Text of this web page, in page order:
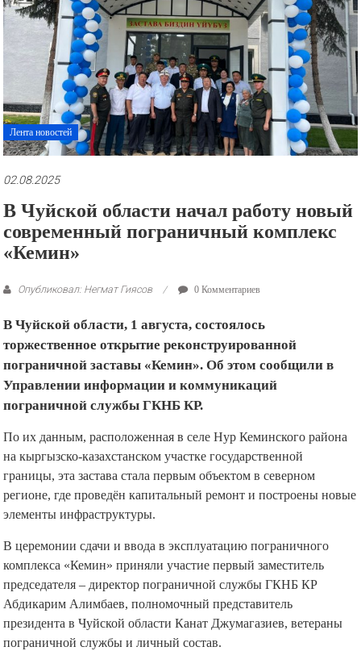
рекламные
ролики
и
презентации.
Лента новостей
02.08.2025
В Чуйской области начал работу новый
современный пограничный комплекс
«Кемин»
Опубликовал: Негмат Гиясов 0 Комментариев
В Чуйской области, 1 августа, состоялось
торжественное открытие реконструированной
пограничной заставы «Кемин». Об этом сообщили в
Управлении информации и коммуникаций
пограничной службы ГКНБ КР.
По их данным, расположенная в селе Нур Кеминского района
на кыргызско-казахстанском участке государственной
границы, эта застава стала первым объектом в северном
регионе, где проведён капитальный ремонт и построены новые
элементы инфраструктуры.
В церемонии сдачи и ввода в эксплуатацию пограничного
комплекса «Кемин» приняли участие первый заместитель
председателя – директор пограничной службы ГКНБ КР
Абдикарим Алимбаев, полномочный представитель
президента в Чуйской области Канат Джумагазиев, ветераны
пограничной службы и личный состав.